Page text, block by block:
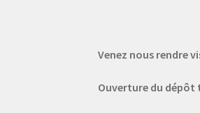
Venez nous rendre
Ouverture du dépôt